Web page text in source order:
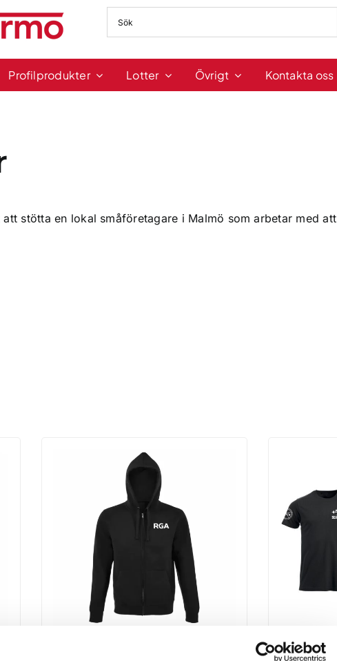
Profilprodukter Lotter Övrigt Kontakta oss
stötta en lokal småföretagare i Malmö som arbetar med
T-